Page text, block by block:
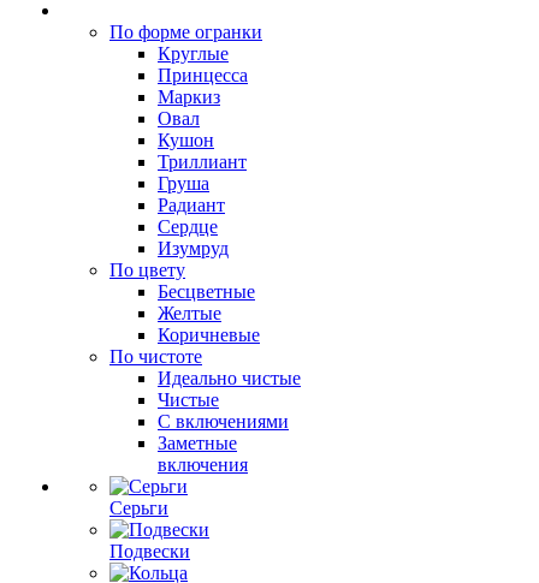
По форме огранки
Круглые
Принцесса
Маркиз
Овал
Кушон
Триллиант
Груша
Радиант
Сердце
Изумруд
По цвету
Бесцветные
Желтые
Коричневые
По чистоте
Идеально чистые
Чистые
С включениями
Заметные
включения
Серьги
Подвески